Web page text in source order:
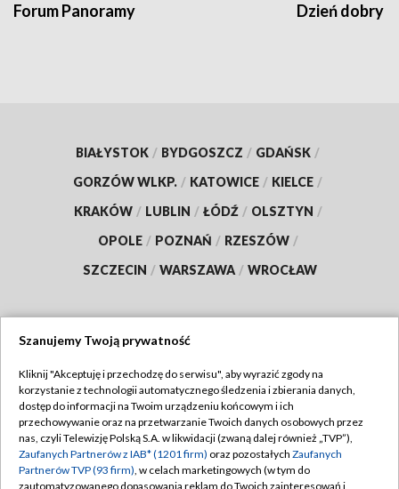
Forum Panoramy Dzień dobry
BIAŁYSTOK / BYDGOSZCZ / GDAŃSK /
GORZÓW WLKP. / KATOWICE / KIELCE /
KRAKÓW / LUBLIN / ŁÓDŹ / OLSZTYN /
OPOLE / POZNAŃ / RZESZÓW /
SZCZECIN / WARSZAWA / WROCŁAW
TVP
Abonament TVP
Emisja w TVP
Centrum informacji TVP
Regulamin TVP
Polityka prywatności
Moje zgody
Szanujemy Twoją prywatność
Kliknij "Akceptuję i przechodzę do serwisu", aby wyrazić zgody na
korzystanie z technologii automatycznego śledzenia i zbierania danych,
dostęp do informacji na Twoim urządzeniu końcowym i ich
przechowywanie oraz na przetwarzanie Twoich danych osobowych przez
nas, czyli Telewizję Polską S.A. w likwidacji (zwaną dalej również „TVP”),
Zaufanych Partnerów z IAB* (1201 firm) oraz pozostałych Zaufanych
Partnerów TVP (93 firm), w celach marketingowych (w tym do
zautomatyzowanego dopasowania reklam do Twoich zainteresowań i